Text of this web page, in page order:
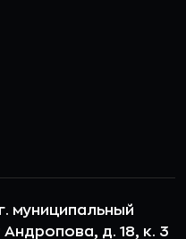
муниципальный
д. 18, к. 3